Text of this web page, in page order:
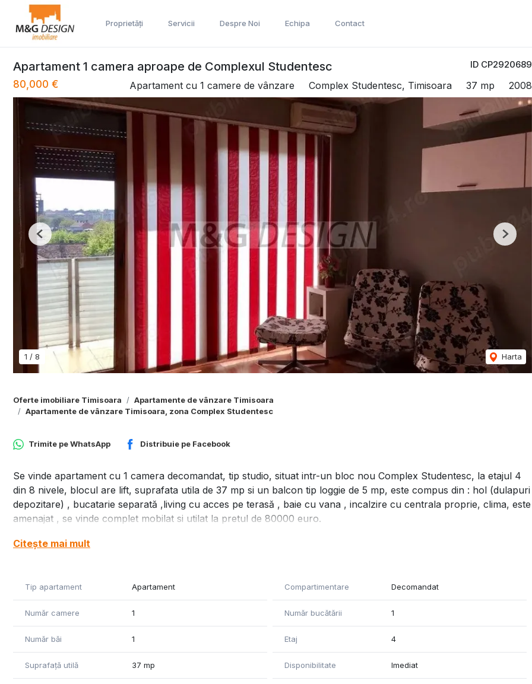
Proprietăți Servicii Despre Noi Echipa Contact
ID CP2920689
Apartament 1 camera aproape de Complexul Studentesc
80,000 € Apartament cu 1 camere de vânzare Complex Studentesc, Timisoara 37 mp 2008
1 / 8 Harta
Previous Next
Oferte imobiliare Timisoara
Apartamente de vânzare Timisoara
Apartamente de vânzare Timisoara, zona Complex Studentesc
Trimite peWhatsApp Distribuie pe Facebook
Se vinde apartament cu 1 camera decomandat, tip studio, situat intr-un bloc nou Complex Studentesc, la etajul 4
din 8 nivele, blocul are lift, suprafata utila de 37 mp si un balcon tip loggie de 5 mp, este compus din : hol (dulapuri
depozitare) , bucatarie separată ,living cu acces pe terasă , baie cu vana , incalzire cu centrala proprie, clima, este
amenajat , se vinde complet mobilat si utilat la pretul de 80000 euro.
Citește mai mult
Tip apartament Apartament Compartimentare Decomandat
Număr camere 1 Număr bucătării 1
Număr băi 1 Etaj 4
Suprafață utilă 37 mp Disponibilitate Imediat